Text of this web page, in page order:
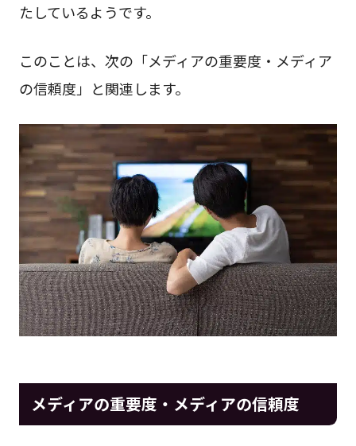
たしているようです。
このことは、次の「メディアの重要度・メディア
の信頼度」と関連します。
メディアの重要度・メディアの信頼度